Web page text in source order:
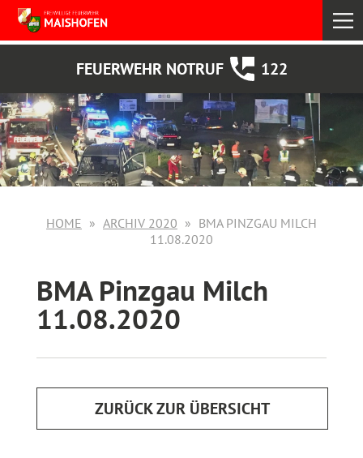
FEUERWEHR NOTRUF 122
HOME ARCHIV 2020
BMA PINZGAU MILCH
11.08.2020
BMA Pinzgau Milch
11.08.2020
ZURÜCK ZUR ÜBERSICHT